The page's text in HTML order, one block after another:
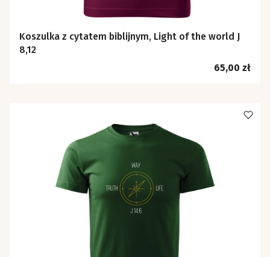
Koszulka z cytatem biblijnym, Light of the world J
8,12
Cena
65,00 zł